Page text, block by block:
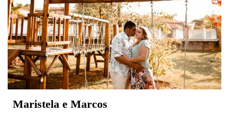
Maristela e Marcos